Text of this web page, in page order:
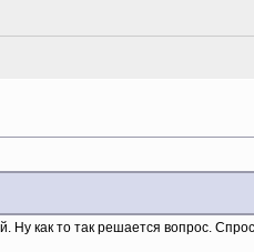
как то так решается вопрос.